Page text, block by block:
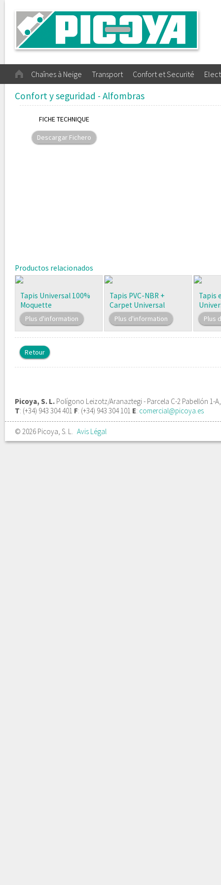
Chaînes à Neige Transport Confort et Securité
Confort y seguridad - Alfombras
FICHE TECHNIQUE
Descargar Fichero
Productos relacionados
Tapis Universal 100%
Moquette
Plus d'information
Tapis PVC-NBR +
Carpet Universal
Plus d'information
Tapis
Plus
Retour
Picoya, S. L. Polígono Leizotz/Aranaztegi - Parcela C-2 Pabellón 1-
T: (+34) 943 304 401 F: (+34) 943 304 101 E: comercial@picoya.es
© 2026 Picoya, S. L. Avis Légal